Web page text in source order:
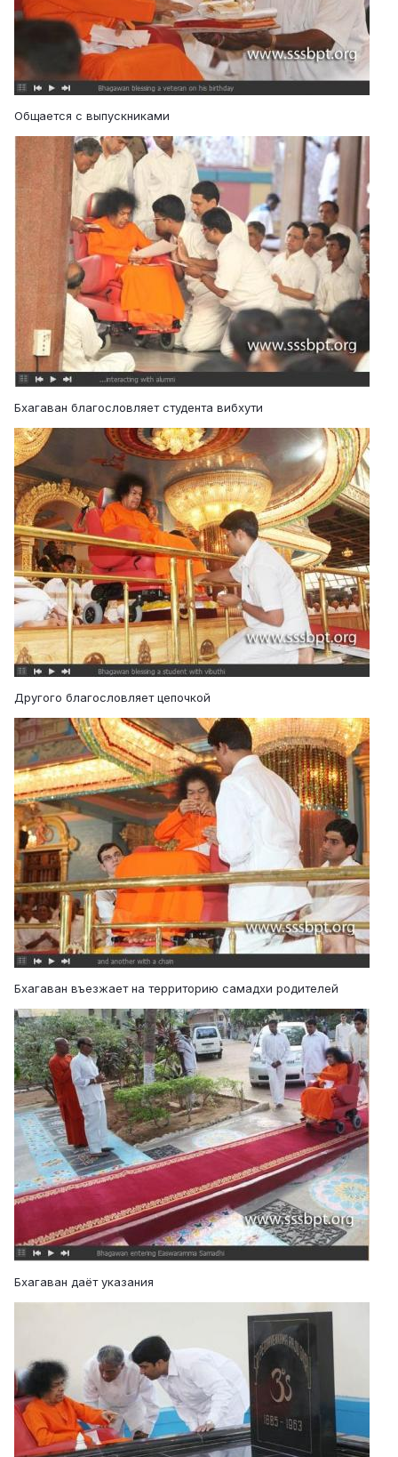
Общается с выпускниками
Бхагаван благословляет студента вибхути
Другого благословляет цепочкой
Бхагаван въезжает на территорию самадхи родителей
Бхагаван даёт указания